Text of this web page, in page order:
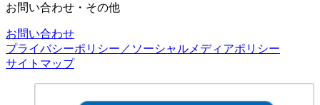
お問い合わせ・その他
お問い合わせ
プライバシーポリシー／ソーシャルメディアポリシー
サイトマップ